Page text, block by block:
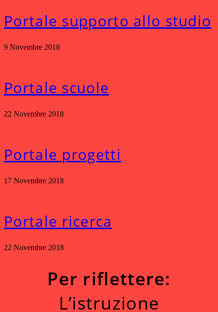
Portale supporto allo studio
9 Novembre 2018
Portale scuole
22 Novembre 2018
Portale progetti
17 Novembre 2018
Portale ricerca
22 Novembre 2018
Per riflettere:
L’istruzione